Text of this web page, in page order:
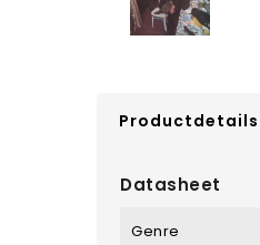
Productdetails
Datasheet
Genre